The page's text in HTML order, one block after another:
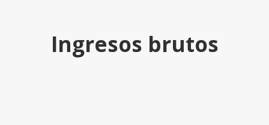
TRANSACCIONES RELEVANTES
CULTURA TRSM
Ingresos brutos